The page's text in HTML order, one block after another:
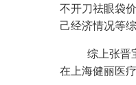
不开刀祛眼袋
己经济情况等
综上张晋
在上海健丽医